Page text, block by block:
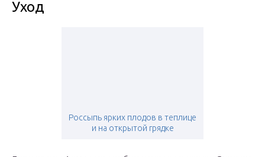
Уход
Россыпь ярких плодов в теплице
и на открытой грядке